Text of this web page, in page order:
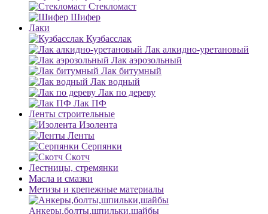
Стекломаст
Шифер
Лаки
Кузбасслак
Лак алкидно-уретановый
Лак аэрозольный
Лак битумный
Лак водный
Лак по дереву
Лак ПФ
Ленты строительные
Изолента
Ленты
Серпянки
Скотч
Лестницы, стремянки
Масла и смазки
Метизы и крепежные материалы
Анкеры,болты,шпильки,шайбы